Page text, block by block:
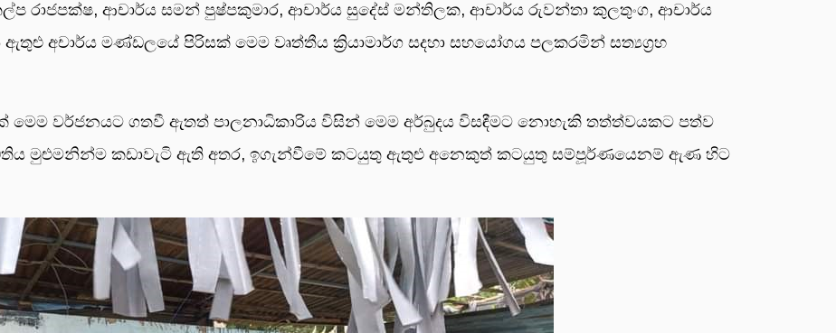
රාජපක්ෂ, ආචාර්ය සමන් පුෂ්පකුමාර, ආචාර්ය සුදේස් මන්තිලක, ආචාර්ය රුවන්තා කුලතුංග, ආචාර්ය
අචාර්ය මණ්ඩලයේ පිරිසක් මෙම වෘත්තීය ක්‍රියාමාර්ග සදහා සහයෝගය පලකරමින් සත්‍යග්‍රහ
මෙම වර්ජනයට ගතවී ඇතත් පාලනාධිකාරිය විසින් මෙම අර්බුදය විසඳීමට නොහැකි තත්ත්වයකට පත්ව
මුළුමනින්ම කඩාවැටි ඇති අතර, ඉගැන්වීමේ කටයුතු ඇතුළු අනෙකුත් කටයුතු සම්පූර්ණයෙනම් ඇණ හිට